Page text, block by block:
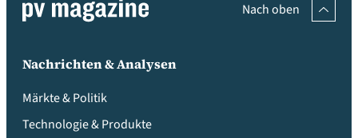
Nach oben
Nachrichten & Analysen
Märkte & Politik
Technologie & Produkte